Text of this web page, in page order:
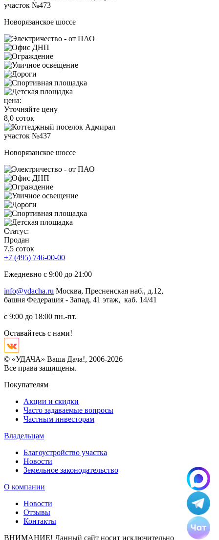
участок №473
Новорязанское шоссе
цена:
Уточняйте цену
8,0 соток
участок №437
Новорязанское шоссе
Статус:
Продан
7,5 соток
+7 (495) 746-00-00
Ежедневно с 9:00 до 21:00
info@ydacha.ru Москва, Пресненская наб., д.12,
башня Федерация - Запад, 41 этаж, каб. 14/41
с 9:00 до 18:00 пн.-пт.
Оставайтесь с нами!
© «УДАЧА» Ваша Дача!, 2006-2026
Все права защищены.
Покупателям
Акции и скидки
Часто задаваемые вопросы
Частным инвесторам
Владельцам
Благоустройство участка
Новости
Земельное законодательство
О компании
Новости
Отзывы
Контакты
ВНИМАНИЕ! Данный сайт носит исключительно